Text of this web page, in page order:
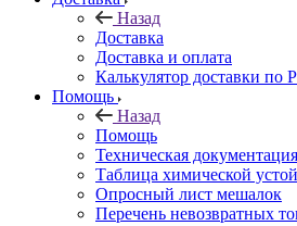
Назад
Доставка
Доставка и оплата
Калькулятор доставки по
Помощь
Назад
Помощь
Техническая документация
Таблица химической
Опросный лист мешалок
Перечень невозвратных